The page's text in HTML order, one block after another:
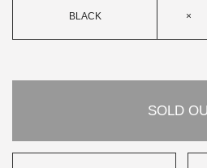
BLACK ×
SOLD